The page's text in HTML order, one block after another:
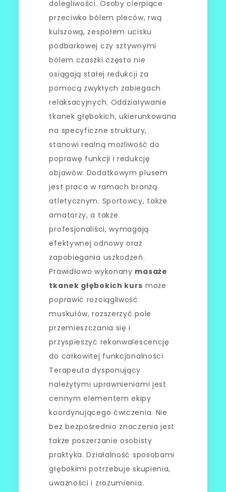
dolegliwości. Osoby cierpiące
przeciwko bólem pleców, rwą
kulszową, zespołem ucisku
podbarkowej czy sztywnymi
bólem czaszki często nie
osiągają stałej redukcji za
pomocą zwykłych zabiegach
relaksacyjnych. Oddziaływanie
tkanek głębokich, ukierunkowana
na specyficzne struktury,
stanowi realną możliwość do
poprawę funkcji i redukcję
objawów. Dodatkowym plusem
jest praca w ramach branżą
atletycznym. Sportowcy, także
amatorzy, a także
profesjonaliści, wymagają
efektywnej odnowy oraz
zapobiegania uszkodzeń.
Prawidłowo wykonany masaże
tkanek głębokich kurs może
poprawić rozciągliwość
muskułów, rozszerzyć pole
przemieszczania się i
przyspieszyć rekonwalescencję
do całkowitej funkcjonalności.
Terapeuta dysponujący
należytymi uprawnieniami jest
cennym elementem ekipy
koordynującego ćwiczenia. Nie
bez bezpośrednio znaczenia jest
także poszerzanie osobisty
praktyka. Działalność sposobami
głębokimi potrzebuje skupienia,
uważności i zrozumienia.